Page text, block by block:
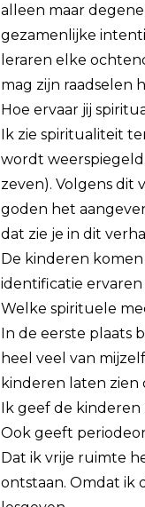
alleen maar
gezamenlijke
leraren elke
mag zijn raadselen
Hoe ervaar jij
Ik zie spiritualiteit
wordt
zeven). Volgens dit
goden het
dat zie je in dit
De kinderen
identificatie ervaren
Welke spirituele
In de eerste plaats
heel veel van
kinderen laten zien
Ik geef de
Ook geeft
Dat ik vrije ruimte
ontstaan. Omdat ik